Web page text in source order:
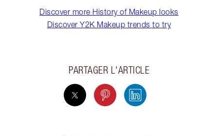
Discover more History of Makeup looks
Discover Y2K Makeup trends to try
PARTAGER L'ARTICLE